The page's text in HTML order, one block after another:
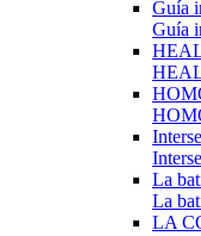
Guía
Guía
La
La
LA